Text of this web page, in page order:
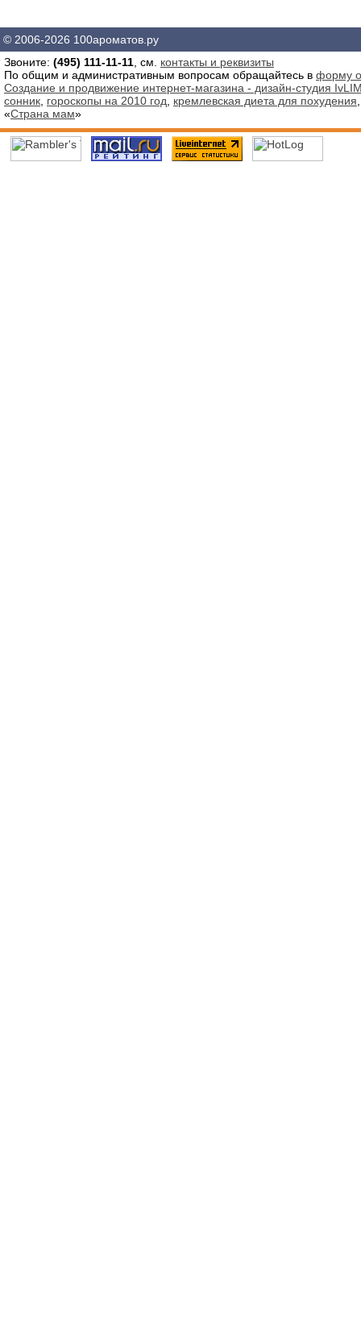
© 2006-2026 100ароматов.ру
Звоните: (495) 111-11-11 , см. контакты и реквизиты
По общим и административным вопросам обращайтесь в форму
Создание и продвижение интернет-магазина - дизайн-студия
сонник гороскопы на 2010 год кремлевская диета для похудения
«Страна мам»